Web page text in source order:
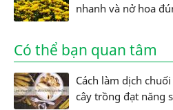
nhanh và nở hoa
Có thể bạn quan tâm
Cách làm dịch
cây trồng đạt năng